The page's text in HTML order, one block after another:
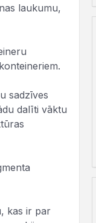
laukumu,
sadzīves
dalīti vāktu
kas ir par